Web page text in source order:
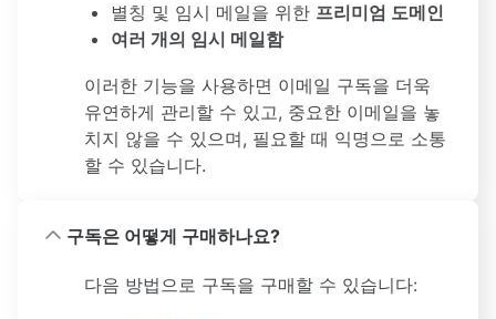
별칭 및 임시 메일을 위한 프리미엄 도메인
여러 개의 임시 메일함
이러한 기능을 사용하면 이메일 구독을 더욱
유연하게 관리할 수 있고, 중요한 이메일을 놓
치지 않을 수 있으며, 필요할 때 익명으로 소통
할 수 있습니다.
구독은 어떻게 구매하나요?
다음 방법으로 구독을 구매할 수 있습니다: